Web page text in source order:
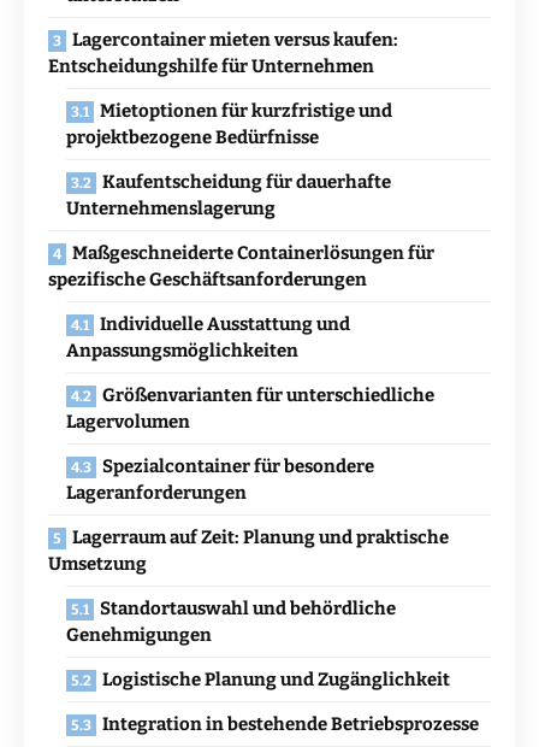
Lagercontainer mieten versus kaufen:
Entscheidungshilfe für Unternehmen
Mietoptionen für kurzfristige und
projektbezogene Bedürfnisse
Kaufentscheidung für dauerhafte
Unternehmenslagerung
Maßgeschneiderte Containerlösungen für
spezifische Geschäftsanforderungen
Individuelle Ausstattung und
Anpassungsmöglichkeiten
Größenvarianten für unterschiedliche
Lagervolumen
Spezialcontainer für besondere
Lageranforderungen
Lagerraum auf Zeit: Planung und praktische
Umsetzung
Standortauswahl und behördliche
Genehmigungen
Logistische Planung und Zugänglichkeit
Integration in bestehende Betriebsprozesse